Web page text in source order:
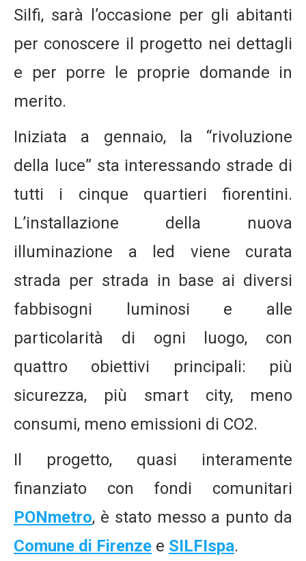
Silfi, sarà l’occasione per gli abitanti
per conoscere il progetto nei dettagli
e per porre le proprie domande in
merito.
Iniziata a gennaio, la “rivoluzione
della luce” sta interessando strade di
tutti i cinque quartieri fiorentini.
L’installazione della nuova
illuminazione a led viene curata
strada per strada in base ai diversi
fabbisogni luminosi e alle
particolarità di ogni luogo, con
quattro obiettivi principali: più
sicurezza, più smart city, meno
consumi, meno emissioni di CO2.
Il progetto, quasi interamente
finanziato con fondi comunitari
PONmetro, è stato messo a punto da
Comune di Firenze e SILFIspa.